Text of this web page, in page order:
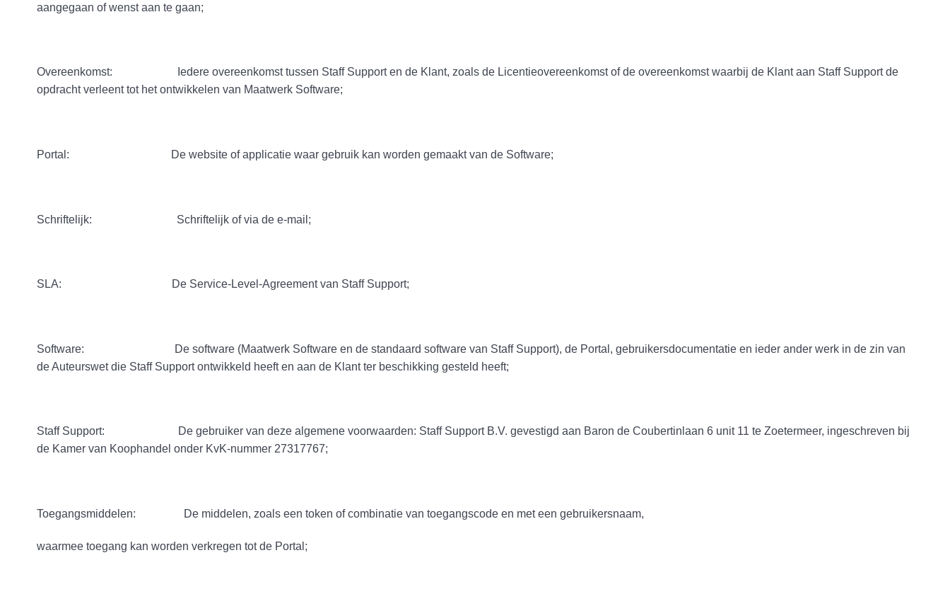
aangegaan of wenst aan te gaan;
Overeenkomst: Iedere overeenkomst tussen Staff Support en de Klant, zoals de Licentieovereenkomst of de overeenkomst waarbij de Klant aan Staff Support de
opdracht verleent tot het ontwikkelen van Maatwerk Software;
Portal: De website of applicatie waar gebruik kan worden gemaakt van de Software;
Schriftelijk: Schriftelijk of via de e-mail;
SLA: De Service-Level-Agreement van Staff Support;
Software: De software (Maatwerk Software en de standaard software van Staff Support), de Portal, gebruikersdocumentatie en ieder ander werk in de zin van
de Auteurswet die Staff Support ontwikkeld heeft en aan de Klant ter beschikking gesteld heeft;
Staff Support: De gebruiker van deze algemene voorwaarden: Staff Support B.V. gevestigd aan Baron de Coubertinlaan 6 unit 11 te Zoetermeer, ingeschreven bij
de Kamer van Koophandel onder KvK-nummer 27317767;
Toegangsmiddelen: De middelen, zoals een token of combinatie van toegangscode en met een gebruikersnaam,
waarmee toegang kan worden verkregen tot de Portal;